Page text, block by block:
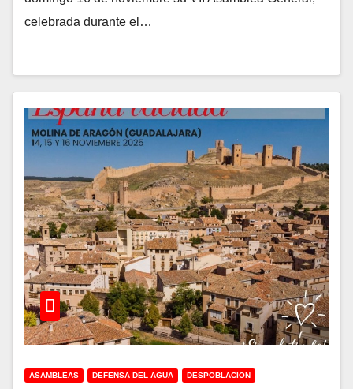
celebrada durante el…
ASAMBLEAS DEFENSA DEL AGUA DESPOBLACION